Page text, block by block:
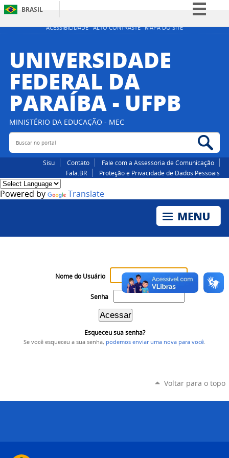
ACESSIBILIDADE ALTO CONTRASTE MAPA DO SITE
BRASIL
Simplifique!
Participe
Acesso à informação
Canais
UNIVERSIDADE
FEDERAL DA
PARAÍBA - UFPB
MINISTÉRIO DA EDUCAÇÃO - MEC
Buscar no portal
Sisu Contato
Fale com a Assessoria de Comunicação
Fala.BR
Proteção e Privacidade de Dados Pessoais
Powered by Translate
Nome do Usuário
Senha
Esqueceu sua senha?
Se você esqueceu a sua senha, podemos enviar uma nova para você
Voltar para o topo